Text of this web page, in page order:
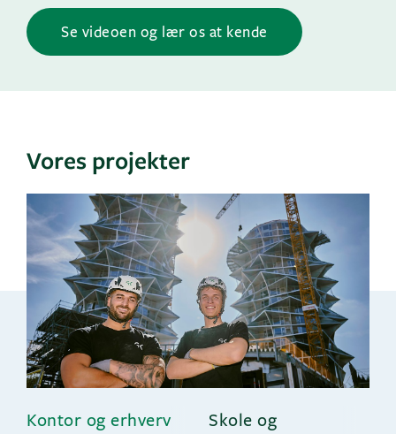
Se videoen og lær os at kende
Vores projekter
Kontor og erhverv
Skole og